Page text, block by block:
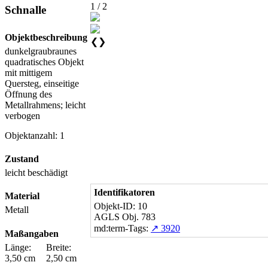
Schnalle
Objektbeschreibung
dunkelgraubraunes
quadratisches Objekt
mit mittigem
Quersteg, einseitige
Öffnung des
Metallrahmens; leicht
verbogen
Objektanzahl: 1
Zustand
leicht beschädigt
Material
Metall
Maßangaben
Länge:
3,50 cm
Breite:
2,50 cm
1 / 2
❮ ❯
Identifikatoren
Objekt-ID: 10
AGLS Obj. 783
md:term-Tags: ↗ 3920